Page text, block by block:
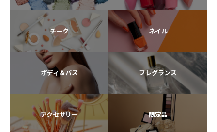
チーク ネイル
ボディ＆バス フレグランス
アクセサリー 限定品